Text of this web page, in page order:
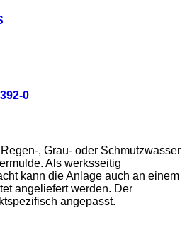
0
, Grau- oder Schmutzwasser
Als werksseitig
kann die Anlage auch an einem
angeliefert werden. Der
angepasst.